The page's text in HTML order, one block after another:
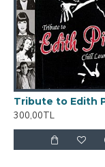
Tribute to Edith
300,00TL